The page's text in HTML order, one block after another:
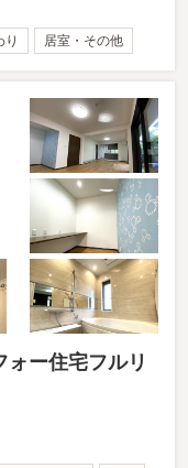
り 居室・その他
ー住宅フルリ